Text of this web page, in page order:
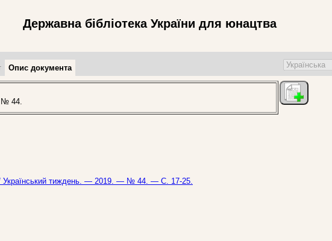
Державна бібліотека України для юнацтва
Опис документа
№ 44.
Український тиждень. — 2019. — № 44. — С. 17-25.